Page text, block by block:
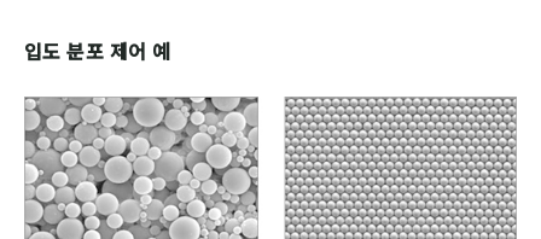
입도 분포 제어 예